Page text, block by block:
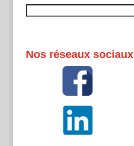
Nos réseaux sociaux